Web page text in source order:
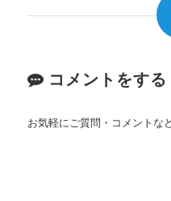
コメントをする
お気軽にご質問・コメントな